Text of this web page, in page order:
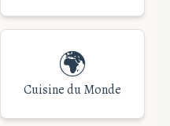
🌍
Cuisine du Monde